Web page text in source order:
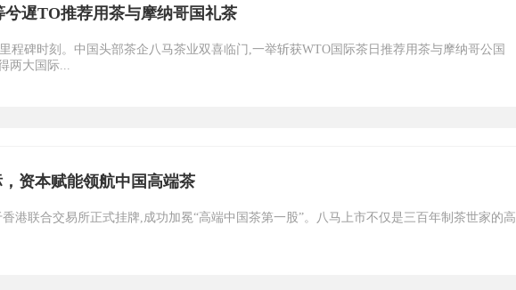
遅TO推荐用茶与摩纳哥国礼茶
程碑时刻。中国头部茶企八马茶业双喜临门,一举斩获WTO国际茶日推荐用茶与摩纳哥公国
两大国际...
资本赋能领航中国高端茶
港联合交易所正式挂牌,成功加冕“高端中国茶第一股”。八马上市不仅是三百年制茶世家的高